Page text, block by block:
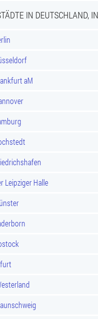
IN DEUTSCHLAND,
aM
Leipziger Halle